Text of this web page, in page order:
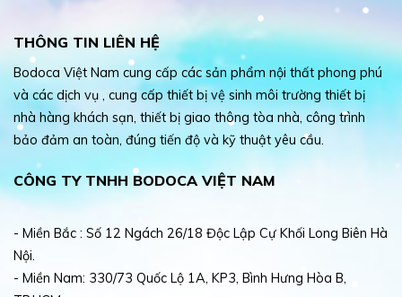
THÔNG TIN LIÊN HỆ
Bodoca Việt Nam cung cấp các sản phẩm nội thất phong phú
và các dịch vụ , cung cấp thiết bị vệ sinh môi trường thiết bị
nhà hàng khách sạn, thiết bị giao thông tòa nhà, công trình
bảo đảm an toàn, đúng tiến độ và kỹ thuật yêu cầu.
CÔNG TY TNHH BODOCA VIỆT NAM
- Miền Bắc : Số 12 Ngách 26/18 Độc Lập Cự Khối Long Biên Hà
Nội.
- Miền Nam: 330/73 Quốc Lộ 1A, KP3, Bình Hưng Hòa B,